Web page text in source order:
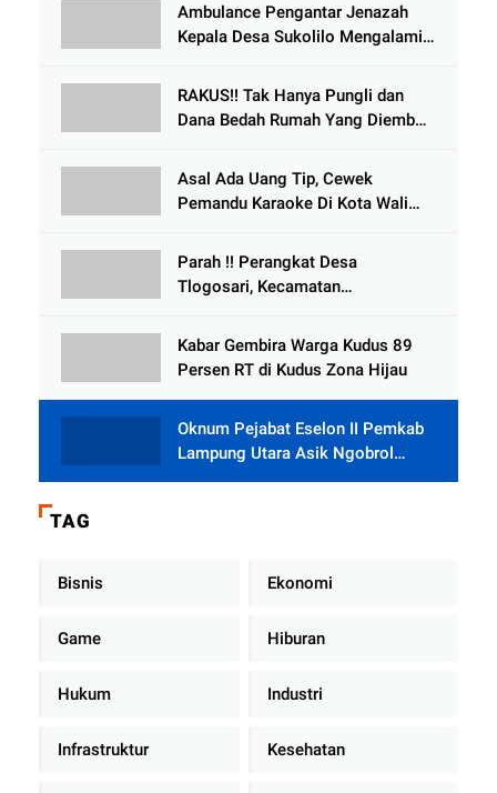
Ambulance Pengantar Jenazah
Kepala Desa Sukolilo Mengalami
Meninggal Dunia
RAKUS!! Tak Hanya Pungli dan
Dana Bedah Rumah Yang Diembat,
Tlogowungu, di Duga
Selewengkan Bantuan Mushola
Asal Ada Uang Tip, Cewek
Pemandu Karaoke Di Kota Wali
Parah !! Perangkat Desa
Tlogosari, Kecamatan
Rumah dari BAZNAS
Kabar Gembira Warga Kudus 89
Persen RT di Kudus Zona Hijau
Oknum Pejabat Eselon II Pemkab
Lampung Utara Asik Ngobrol
Dengan Teman Kencan Wanitanya
TAG
Bisnis Ekonomi
Game Hiburan
Hukum Industri
Infrastruktur Kesehatan